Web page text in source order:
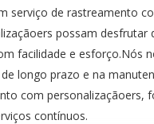
serviço de rastreamento
possam desfrutar
facilidade e esforço.Nós
longo prazo e na
com personalizaçãoers,
contínuos.